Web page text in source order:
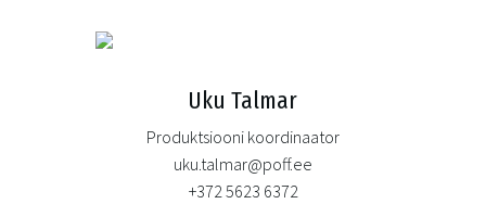
Uku Talmar
Produktsiooni koordinaator
uku.talmar@poff.ee
+372 5623 6372